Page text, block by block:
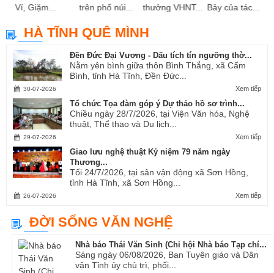
Ví, Giặm...
trên phố núi...
thưởng VHNT...
Bảy của tác...
HÀ TĨNH QUÊ MÌNH
Đền Đức Đại Vương - Dấu tích tín ngưỡng thờ...
Nằm yên bình giữa thôn Bình Thắng, xã Cẩm
Bình, tỉnh Hà Tĩnh, Đền Đức...
Xem tiếp
30-07-2026
Tổ chức Tọa đàm góp ý Dự thảo hồ sơ trình...
Chiều ngày 28/7/2026, tại Viện Văn hóa, Nghệ
thuật, Thể thao và Du lịch...
Xem tiếp
29-07-2026
Giao lưu nghệ thuật Kỷ niệm 79 năm ngày
Thương...
Tối 24/7/2026, tại sân vận động xã Sơn Hồng,
tỉnh Hà Tĩnh, xã Sơn Hồng...
Xem tiếp
26-07-2026
ĐỜI SỐNG VĂN NGHỆ
Nhà báo Thái Văn Sinh (Chi hội Nhà báo Tạp chí...
Sáng ngày 06/08/2026, Ban Tuyên giáo và Dân
vận Tỉnh ủy chủ trì, phối...